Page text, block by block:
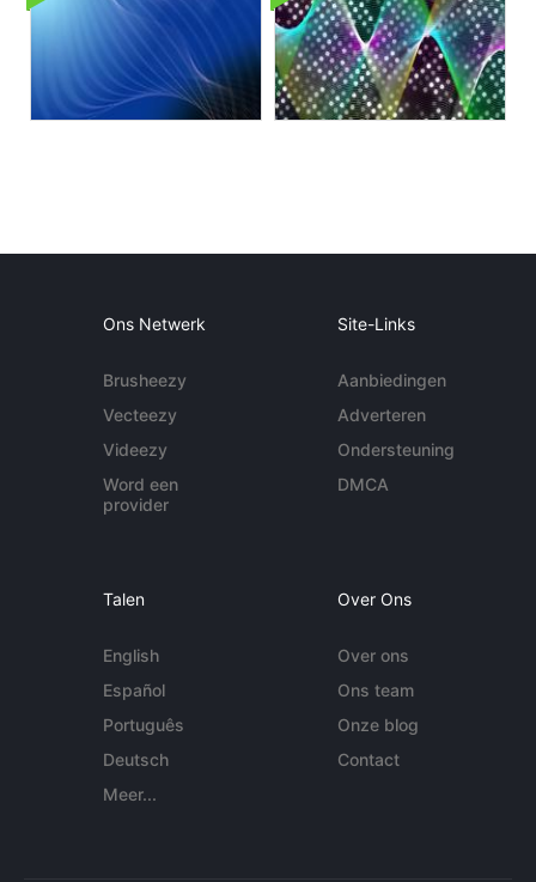
Ons Netwerk
Brusheezy
Vecteezy
Videezy
Word een
provider
Site-Links
Aanbiedingen
Adverteren
Ondersteuning
DMCA
Talen
English
Español
Português
Deutsch
Meer...
Over Ons
Over ons
Ons team
Onze blog
Contact